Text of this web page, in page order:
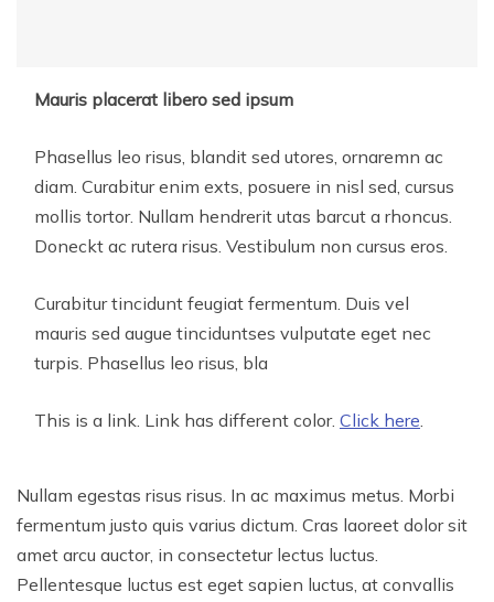
Mauris placerat libero sed ipsum
Phasellus leo risus, blandit sed utores, ornaremn ac
diam. Curabitur enim exts, posuere in nisl sed, cursus
mollis tortor. Nullam hendrerit utas barcut a rhoncus.
Doneckt ac rutera risus. Vestibulum non cursus eros.
Curabitur tincidunt feugiat fermentum. Duis vel
mauris sed augue tinciduntses vulputate eget nec
turpis. Phasellus leo risus, bla
This is a link. Link has different color. Click here.
Nullam egestas risus risus. In ac maximus metus. Morbi
fermentum justo quis varius dictum. Cras laoreet dolor sit
amet arcu auctor, in consectetur lectus luctus.
Pellentesque luctus est eget sapien luctus, at convallis